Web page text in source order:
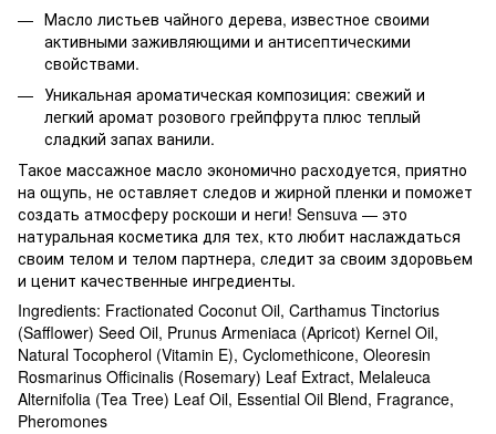
Масло листьев чайного дерева, известное своими
активными заживляющими и антисептическими
свойствами.
Уникальная ароматическая композиция: свежий и
легкий аромат розового грейпфрута плюс теплый
сладкий запах ванили.
Такое массажное масло экономично расходуется, приятно
на ощупь, не оставляет следов и жирной пленки и поможет
создать атмосферу роскоши и неги! Sensuva — это
натуральная косметика для тех, кто любит наслаждаться
своим телом и телом партнера, следит за своим здоровьем
и ценит качественные ингредиенты.
Ingredients: Fractionated Coconut Oil, Carthamus Tinctorius
(Safflower) Seed Oil, Prunus Armeniaca (Apricot) Kernel Oil,
Natural Tocopherol (Vitamin E), Cyclomethicone, Oleoresin
Rosmarinus Officinalis (Rosemary) Leaf Extract, Melaleuca
Alternifolia (Tea Tree) Leaf Oil, Essential Oil Blend, Fragrance,
Pheromones